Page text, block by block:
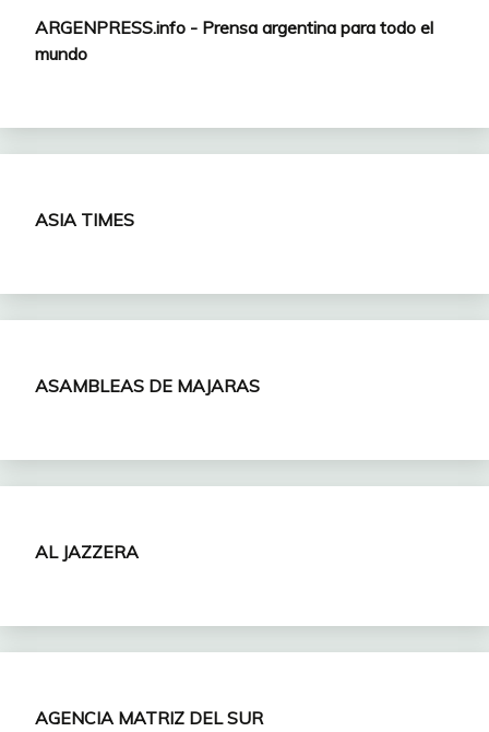
ARGENPRESS.info - Prensa argentina para todo el
mundo
ASIA TIMES
ASAMBLEAS DE MAJARAS
AL JAZZERA
AGENCIA MATRIZ DEL SUR